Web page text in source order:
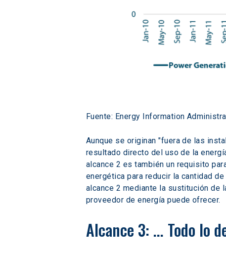
Fuente: Energy Information
Aunque se originan "fuera de las
resultado directo del uso de la
alcance 2 es también un requisito
energética para reducir la cantidad
alcance 2 mediante la sustitución
proveedor de energía puede ofrecer.
Alcance 3: ... Todo lo